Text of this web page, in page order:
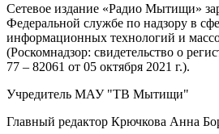
Сетевое издание «Радио Мытищи»
Федеральной службе по надзору в
информационных технологий и
(Роскомнадзор: свидетельство о
77 – 82061 от 05 октября 2021 г.).
Учредитель МАУ "ТВ Мытищи"
Главный редактор Крючкова Анна